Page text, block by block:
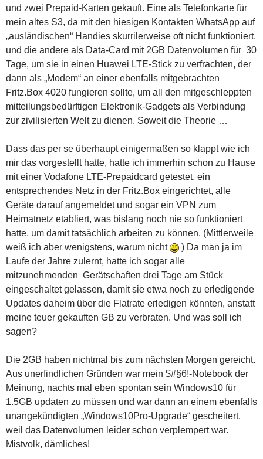
und zwei Prepaid-Karten gekauft. Eine als Telefonkarte für
mein altes S3, da mit den hiesigen Kontakten WhatsApp auf
„ausländischen“ Handies skurrilerweise oft nicht funktioniert,
und die andere als Data-Card mit 2GB Datenvolumen für 30
Tage, um sie in einen Huawei LTE-Stick zu verfrachten, der
dann als „Modem“ an einer ebenfalls mitgebrachten
Fritz.Box 4020 fungieren sollte, um all den mitgeschleppten
mitteilungsbedürftigen Elektronik-Gadgets als Verbindung
zur zivilisierten Welt zu dienen. Soweit die Theorie …
Dass das per se überhaupt einigermaßen so klappt wie ich
mir das vorgestellt hatte, hatte ich immerhin schon zu Hause
mit einer Vodafone LTE-Prepaidcard getestet, ein
entsprechendes Netz in der Fritz.Box eingerichtet, alle
Geräte darauf angemeldet und sogar ein VPN zum
Heimatnetz etabliert, was bislang noch nie so funktioniert
hatte, um damit tatsächlich arbeiten zu können. (Mittlerweile
weiß ich aber wenigstens, warum nicht
) Da man ja im
Laufe der Jahre zulernt, hatte ich sogar alle
mitzunehmenden Gerätschaften drei Tage am Stück
eingeschaltet gelassen, damit sie etwa noch zu erledigende
Updates daheim über die Flatrate erledigen könnten, anstatt
meine teuer gekauften GB zu verbraten. Und was soll ich
sagen?
Die 2GB haben nichtmal bis zum nächsten Morgen gereicht.
Aus unerfindlichen Gründen war mein $#§6!-Notebook der
Meinung, nachts mal eben spontan sein Windows10 für
1.5GB updaten zu müssen und war dann an einem ebenfalls
unangekündigten „Windows10Pro-Upgrade“ gescheitert,
weil das Datenvolumen leider schon verplempert war.
Mistvolk, dämliches!